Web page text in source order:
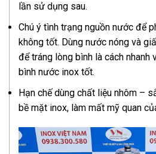
lần sử dụng sau.
Chú ý tình trạng nguồn nước để
không tốt. Dùng nước nóng và
để tráng lòng bình là cách nhanh
bình nước inox tốt.
Hạn chế dùng chất liệu nhôm –
bề mặt inox, làm mất mỹ quan